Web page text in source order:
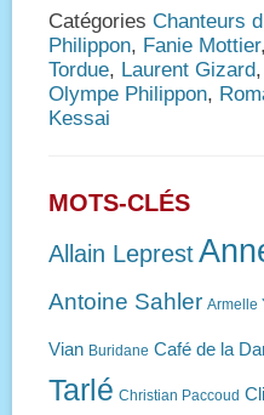
Catégories Chanteurs
Philippon, Fanie Mottier,
Tordue, Laurent Gizard,
Olympe Philippon,
Kessai
MOTS-CLÉS
Allain Leprest
Antoine Sahler Armelle
Vian Buridane Café de la
Tarlé Christian Paccoud